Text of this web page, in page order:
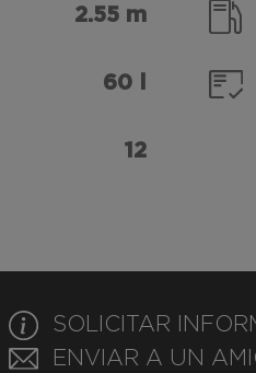
2.55 m
60 l
12
SOLICITAR
ENVIAR A UN